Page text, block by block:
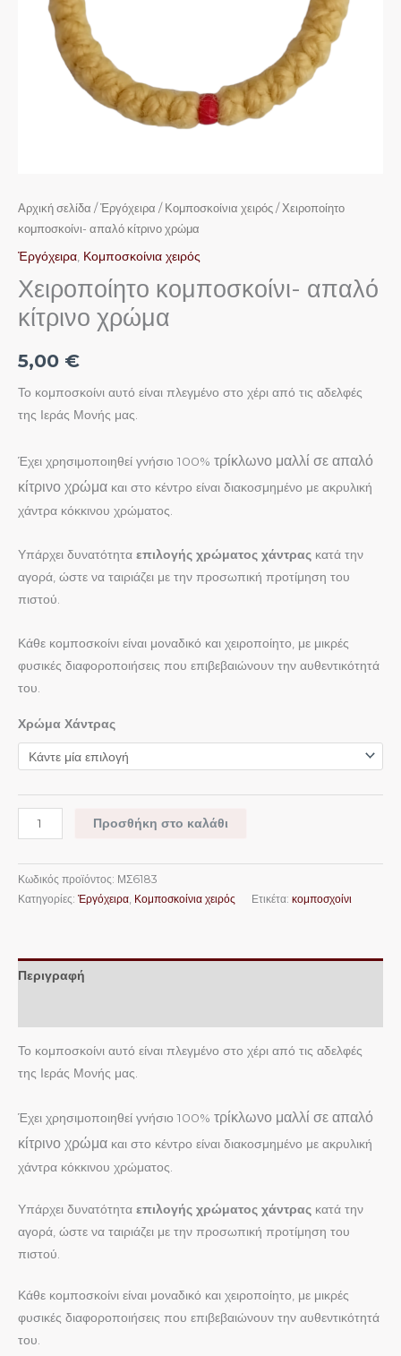
Αρχική σελίδα / Ἐργόχειρα / Κομποσκοίνια χειρός / Χειροποίητο
κομποσκοίνι- απαλό κίτρινο χρώμα
Ἐργόχειρα Κομποσκοίνια χειρός
Χειροποίητο κομποσκοίνι- απαλό
κίτρινο χρώμα
5,00 €
Το κομποσκοίνι αυτό είναι πλεγμένο στο χέρι από τις αδελφές
της Ιεράς Μονής μας.
Έχει χρησιμοποιηθεί γνήσιο 100% τρίκλωνο μαλλί σε απαλό
κίτρινο χρώμα και στο κέντρο είναι διακοσμημένο με ακρυλική
χάντρα κόκκινου χρώματος.
Υπάρχει δυνατότητα επιλογής χρώματος χάντρας κατά την
αγορά, ώστε να ταιριάζει με την προσωπική προτίμηση του
πιστού.
Κάθε κομποσκοίνι είναι μοναδικό και χειροποίητο, με μικρές
φυσικές διαφοροποιήσεις που επιβεβαιώνουν την αυθεντικότητά
του.
Χρώμα Χάντρας
Προσθήκη στο καλάθι
Κωδικός προϊόντος: ΜΣ6183
Κατηγορίες: Ἐργόχειρα, Κομποσκοίνια χειρός Ετικέτα: κομποσχοίνι
Περιγραφή
Το κομποσκοίνι αυτό είναι πλεγμένο στο χέρι από τις αδελφές
της Ιεράς Μονής μας.
Έχει χρησιμοποιηθεί γνήσιο 100% τρίκλωνο μαλλί σε απαλό
κίτρινο χρώμα και στο κέντρο είναι διακοσμημένο με ακρυλική
χάντρα κόκκινου χρώματος.
Υπάρχει δυνατότητα επιλογής χρώματος χάντρας κατά την
αγορά, ώστε να ταιριάζει με την προσωπική προτίμηση του
πιστού.
Κάθε κομποσκοίνι είναι μοναδικό και χειροποίητο, με μικρές
φυσικές διαφοροποιήσεις που επιβεβαιώνουν την αυθεντικότητά
του.